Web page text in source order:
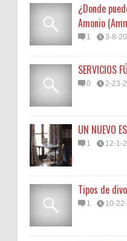
¿Donde
Amonio
1 3-8-
SERVICIOS
0 2-23-
UN NUEVO
1 12-1-
Tipos de
1 10-